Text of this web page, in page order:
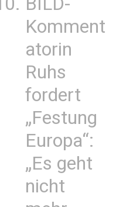
Komment
atorin
Ruhs
fordert
„Festung
Europa“:
„Es geht
nicht